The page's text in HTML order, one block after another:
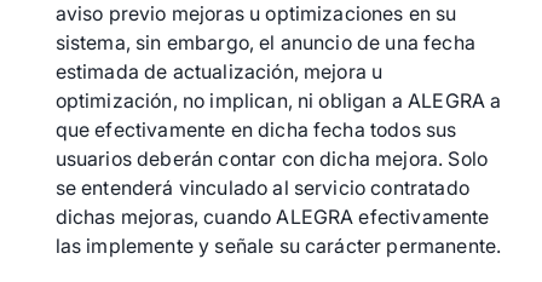
aviso previo mejoras u optimizaciones en su
sistema, sin embargo, el anuncio de una fecha
estimada de actualización, mejora u
optimización, no implican, ni obligan a ALEGRA a
que efectivamente en dicha fecha todos sus
usuarios deberán contar con dicha mejora. Solo
se entenderá vinculado al servicio contratado
dichas mejoras, cuando ALEGRA efectivamente
las implemente y señale su carácter permanente.